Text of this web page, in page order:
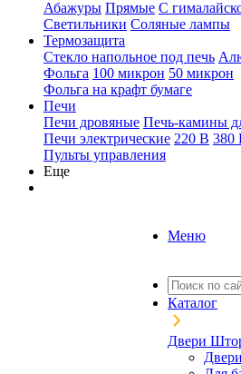
Абажуры Прямые С
Светильники Соляные лампы
Термозащита
Стекло напольное под печь
Фольга 100 микрон 50 микрон
Фольга на крафт бумаге
Печи
Печи дровяные Печь-камины
Печи электрические 220 В 380
Пульты управления
Еще
Меню
Каталог
Двери
Двери